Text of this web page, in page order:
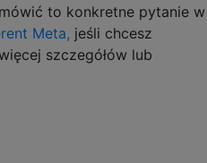
to konkretne pytanie w
Meta, jeśli chcesz
szczegółów lub